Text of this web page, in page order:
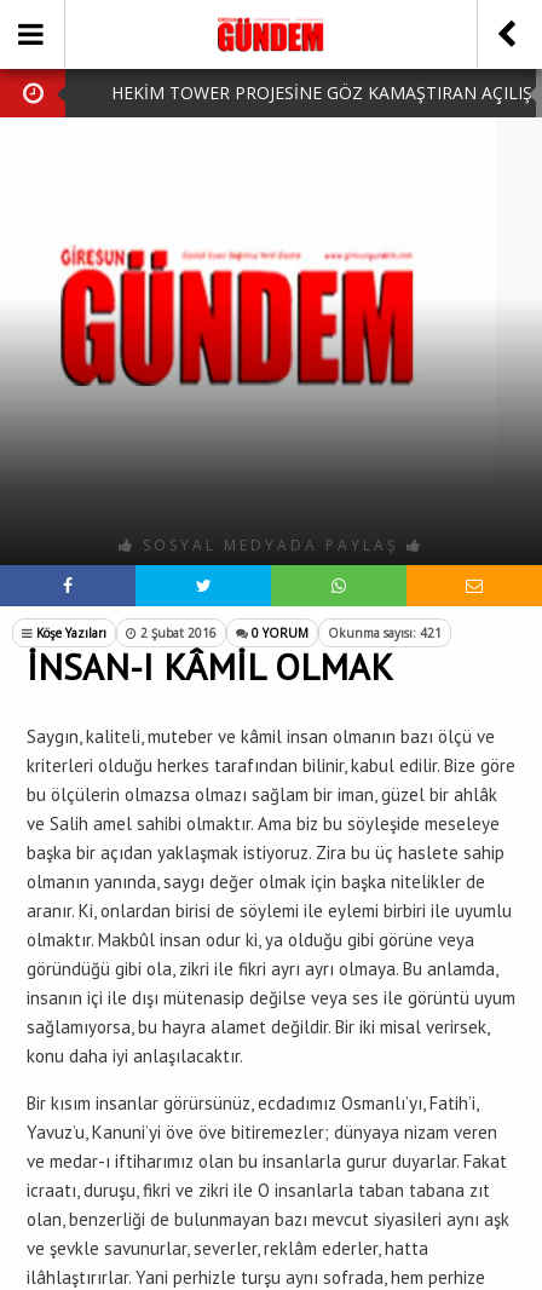
HEKİM TOWER PROJESİNE GÖZ KAMAŞTIRAN AÇILIŞ
HARUN CİCİ: VİDEOYU GÖRÜNCE GÖZLERİM DOLDU
SOSYAL MEDYADA PAYLAŞ
Köşe Yazıları 2 Şubat 2016 0 YORUM Okunma sayısı: 421
İNSAN-I KÂMİL OLMAK
Saygın, kaliteli, muteber ve kâmil insan olmanın bazı ölçü ve
kriterleri olduğu herkes tarafından bilinir, kabul edilir. Bize göre
bu ölçülerin olmazsa olmazı sağlam bir iman, güzel bir ahlâk
ve Salih amel sahibi olmaktır. Ama biz bu söyleşide meseleye
başka bir açıdan yaklaşmak istiyoruz. Zira bu üç haslete sahip
olmanın yanında, saygı değer olmak için başka nitelikler de
aranır. Ki, onlardan birisi de söylemi ile eylemi birbiri ile uyumlu
olmaktır. Makbûl insan odur ki, ya olduğu gibi görüne veya
göründüğü gibi ola, zikri ile fikri ayrı ayrı olmaya. Bu anlamda,
insanın içi ile dışı mütenasip değilse veya ses ile görüntü uyum
sağlamıyorsa, bu hayra alamet değildir. Bir iki misal verirsek,
konu daha iyi anlaşılacaktır.
Bir kısım insanlar görürsünüz, ecdadımız Osmanlı’yı, Fatih’i,
Yavuz’u, Kanuni’yi öve öve bitiremezler; dünyaya nizam veren
ve medar-ı iftiharımız olan bu insanlarla gurur duyarlar. Fakat
icraatı, duruşu, fikri ve zikri ile O insanlarla taban tabana zıt
olan, benzerliği de bulunmayan bazı mevcut siyasileri aynı aşk
ve şevkle savunurlar, severler, reklâm ederler, hatta
ilâhlaştırırlar. Yani perhizle turşu aynı sofrada, hem perhize